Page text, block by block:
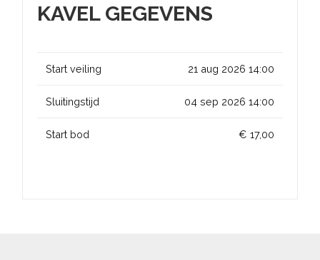
KAVEL GEGEVENS
Start veiling 21 aug 2026 14:00
Sluitingstijd 04 sep 2026 14:00
Start bod € 17,00